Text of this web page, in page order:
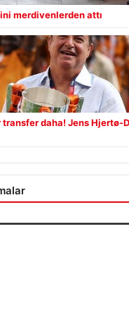
merdivenlerden attı
transfer daha! Jens Hjertø-